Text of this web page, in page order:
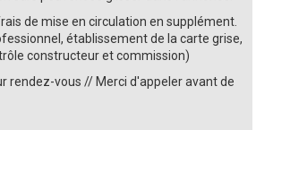
de mise en circulation en supplément.
établissement de la carte grise,
constructeur et commission)
rendez-vous // Merci d'appeler avant de